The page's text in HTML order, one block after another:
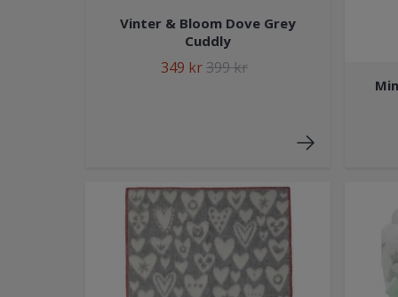
Vinter & Bloom Dove Grey
Cuddly
349 kr399 kr